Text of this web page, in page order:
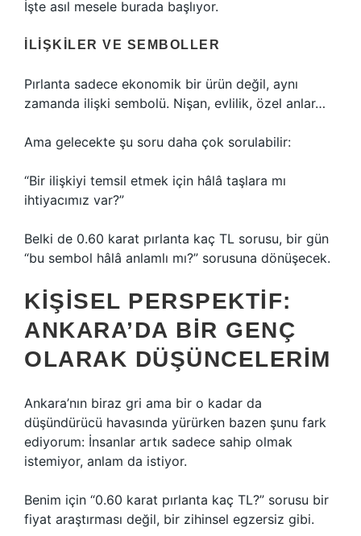
İşte asıl mesele burada başlıyor.
İLIŞKILER VE SEMBOLLER
Pırlanta sadece ekonomik bir ürün değil, aynı
zamanda ilişki sembolü. Nişan, evlilik, özel anlar…
Ama gelecekte şu soru daha çok sorulabilir:
“Bir ilişkiyi temsil etmek için hâlâ taşlara mı
ihtiyacımız var?”
Belki de 0.60 karat pırlanta kaç TL sorusu, bir gün
“bu sembol hâlâ anlamlı mı?” sorusuna dönüşecek.
KIŞISEL PERSPEKTIF:
ANKARA’DA BIR GENÇ
OLARAK DÜŞÜNCELERIM
Ankara’nın biraz gri ama bir o kadar da
düşündürücü havasında yürürken bazen şunu fark
ediyorum: İnsanlar artık sadece sahip olmak
istemiyor, anlam da istiyor.
Benim için “0.60 karat pırlanta kaç TL?” sorusu bir
fiyat araştırması değil, bir zihinsel egzersiz gibi.